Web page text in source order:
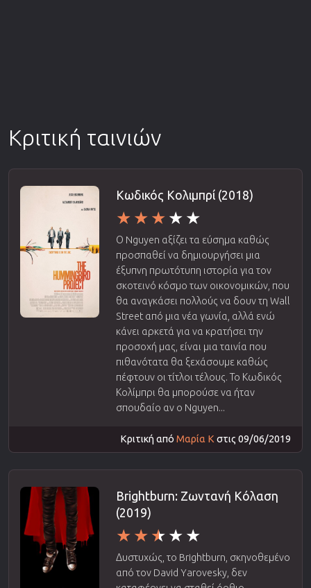
Κριτική ταινιών
Κωδικός Κολιμπρί (2018)
Ο Nguyen αξίζει τα εύσημα καθώς
προσπαθεί να δημιουργήσει μια
έξυπνη πρωτότυπη ιστορία για τον
σκοτεινό κόσμο των οικονομικών, που
θα αναγκάσει πολλούς να δουν τη Wall
Street από μια νέα γωνία, αλλά ενώ
κάνει αρκετά για να κρατήσει την
προσοχή μας, είναι μια ταινία που
πιθανότατα θα ξεχάσουμε καθώς
πέφτουν οι τίτλοι τέλους. Το Κωδικός
Κολίμπρι θα μπορούσε να ήταν
σπουδαίο αν ο Nguyen...
Κριτική από Μαρία Κστις 09/06/2019
Brightburn: Zωντανή Κόλαση
(2019)
Δυστυχώς, το Brightburn, σκηνοθεμένο
από τον David Yarovesky, δεν